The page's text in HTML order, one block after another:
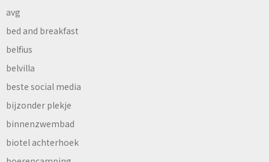
avg
bed and breakfast
belfius
belvilla
beste social media
bijzonder plekje
binnenzwembad
biotel achterhoek